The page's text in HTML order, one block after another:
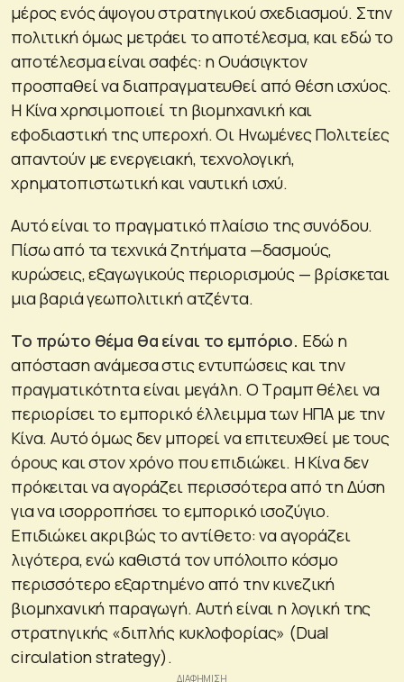
μέρος ενός άψογου στρατηγικού σχεδιασμού. Στην
πολιτική όμως μετράει το αποτέλεσμα, και εδώ το
αποτέλεσμα είναι σαφές: η Ουάσιγκτον
προσπαθεί να διαπραγματευθεί από θέση ισχύος.
Η Κίνα χρησιμοποιεί τη βιομηχανική και
εφοδιαστική της υπεροχή. Οι Ηνωμένες Πολιτείες
απαντούν με ενεργειακή, τεχνολογική,
χρηματοπιστωτική και ναυτική ισχύ.
Αυτό είναι το πραγματικό πλαίσιο της συνόδου.
Πίσω από τα τεχνικά ζητήματα —δασμούς,
κυρώσεις, εξαγωγικούς περιορισμούς — βρίσκεται
μια βαριά γεωπολιτική ατζέντα.
Το πρώτο θέμα θα είναι το εμπόριο. Εδώ η
απόσταση ανάμεσα στις εντυπώσεις και την
πραγματικότητα είναι μεγάλη. Ο Τραμπ θέλει να
περιορίσει το εμπορικό έλλειμμα των ΗΠΑ με την
Κίνα. Αυτό όμως δεν μπορεί να επιτευχθεί με τους
όρους και στον χρόνο που επιδιώκει. Η Κίνα δεν
πρόκειται να αγοράζει περισσότερα από τη Δύση
για να ισορροπήσει το εμπορικό ισοζύγιο.
Επιδιώκει ακριβώς το αντίθετο: να αγοράζει
λιγότερα, ενώ καθιστά τον υπόλοιπο κόσμο
περισσότερο εξαρτημένο από την κινεζική
βιομηχανική παραγωγή. Αυτή είναι η λογική της
στρατηγικής «διπλής κυκλοφορίας» (Dual
circulation strategy).